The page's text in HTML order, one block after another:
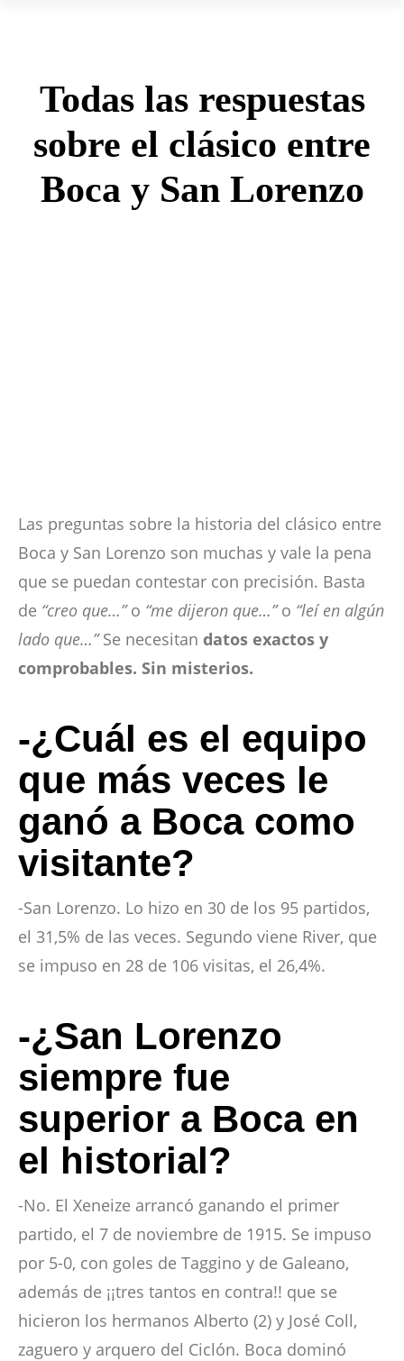
Todas las respuestas
sobre el clásico entre
Boca y San Lorenzo
Las preguntas sobre la historia del clásico entre
Boca y San Lorenzo son muchas y vale la pena
que se puedan contestar con precisión. Basta
de “creo que…”o “me dijeron que…”o “leí en algún
lado que…”Se necesitan datos exactos y
comprobables. Sin misterios.
-¿Cuál es el equipo
que más veces le
ganó a Boca como
visitante?
-San Lorenzo. Lo hizo en 30 de los 95 partidos,
el 31,5% de las veces. Segundo viene River, que
se impuso en 28 de 106 visitas, el 26,4%.
-¿San Lorenzo
siempre fue
superior a Boca en
el historial?
-No. El Xeneize arrancó ganando el primer
partido, el 7 de noviembre de 1915. Se impuso
por 5-0, con goles de Taggino y de Galeano,
además de ¡¡tres tantos en contra!! que se
hicieron los hermanos Alberto (2) y José Coll,
zaguero y arquero del Ciclón. Boca dominó